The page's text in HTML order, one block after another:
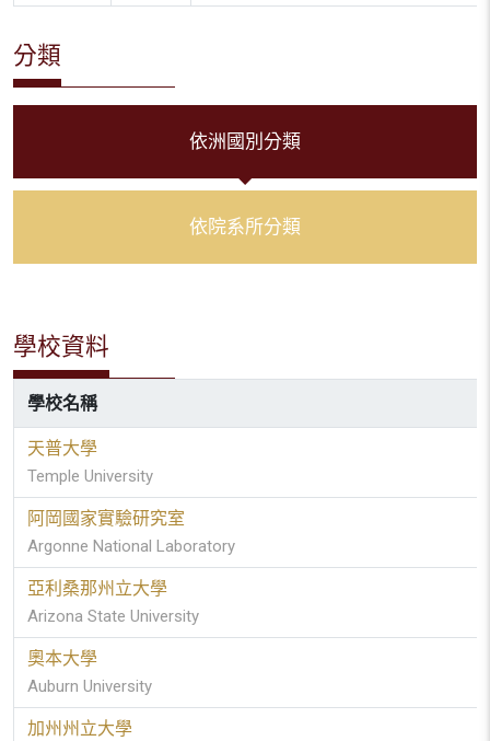
分類
依洲國別分類
依院系所分類
學校資料
學校名稱
天普大學
Temple University
阿岡國家實驗研究室
Argonne National Laboratory
亞利桑那州立大學
Arizona State University
奧本大學
Auburn University
加州州立大學